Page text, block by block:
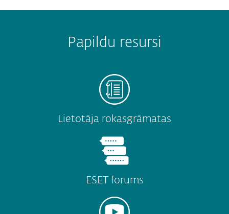
Papildu resursi
Lietotāja rokasgrāmatas
ESET forums